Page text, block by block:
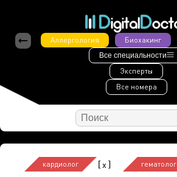
Аллергология
Биохакинг
Все специальности
Эксперты
Все номера
кардиолог [x] гематолог